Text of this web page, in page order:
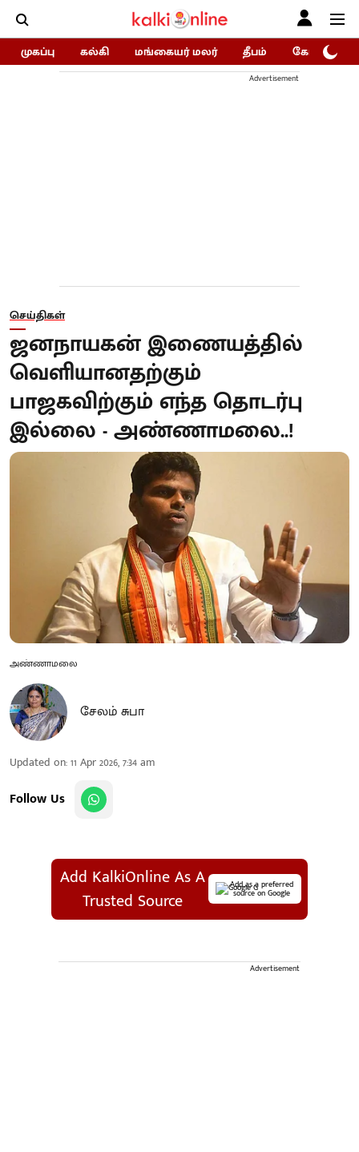
முகப்பு கல்கி மங்கையர் மலர் தீபம் கோகுலம்/
Advertisement
செய்திகள்
ஜனநாயகன் இணையத்தில்
வெளியானதற்கும்
பாஜகவிற்கும் எந்த தொடர்பு
இல்லை - அண்ணாமலை..!
அண்ணாமலை
சேலம் சுபா
Updated on:11 Apr 2026, 7:34 am
Follow Us
Add KalkiOnline As A
Trusted Source
Add as a preferred
source on Google
Advertisement